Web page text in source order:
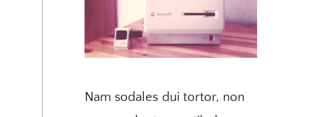
Nam sodales dui tortor, non